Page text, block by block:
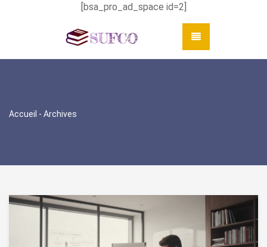
[bsa_pro_ad_space id=2]
Accueil - Archives